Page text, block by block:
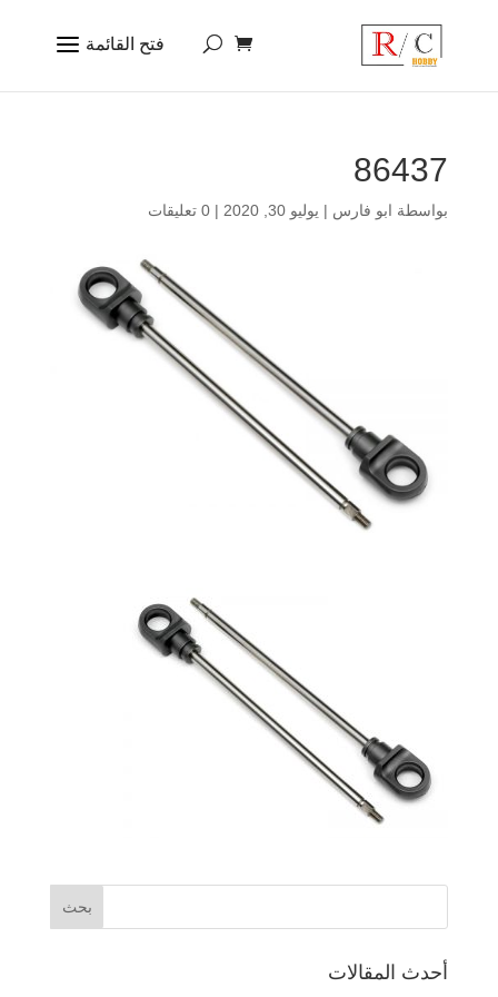
86437
بواسطة ابو فارس | يوليو 30, 2020 | 0 تعليقات
أحدث المقالات